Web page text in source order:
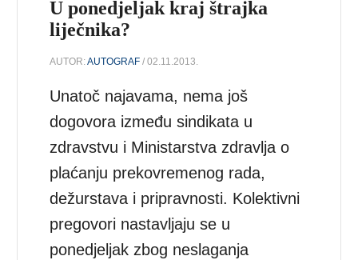
U ponedjeljak kraj štrajka
liječnika?
AUTOR:AUTOGRAF / 02.11.2013.
Unatoč najavama, nema još
dogovora između sindikata u
zdravstvu i Ministarstva zdravlja o
plaćanju prekovremenog rada,
dežurstava i pripravnosti. Kolektivni
pregovori nastavljaju se u
ponedjeljak zbog neslaganja